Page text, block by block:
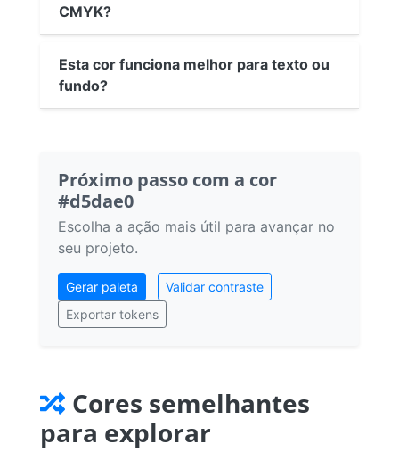
CMYK?
Esta cor funciona melhor para texto ou
fundo?
Próximo passo com a cor
#d5dae0
Escolha a ação mais útil para avançar no
seu projeto.
Gerar paleta
Validar contraste
Exportar tokens
Cores semelhantes
para explorar